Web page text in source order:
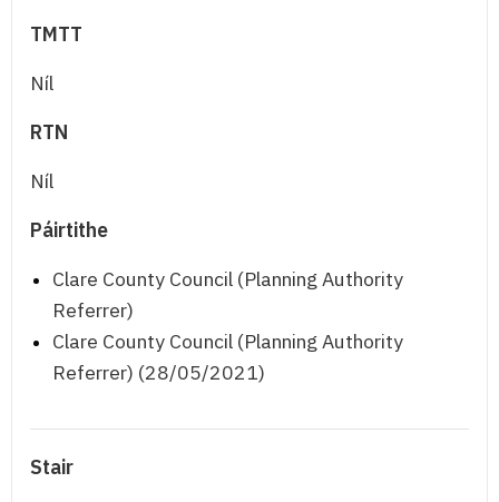
TMTT
Níl
RTN
Níl
Páirtithe
Clare County Council (Planning Authority
Referrer)
Clare County Council (Planning Authority
Referrer) (28/05/2021)
Stair